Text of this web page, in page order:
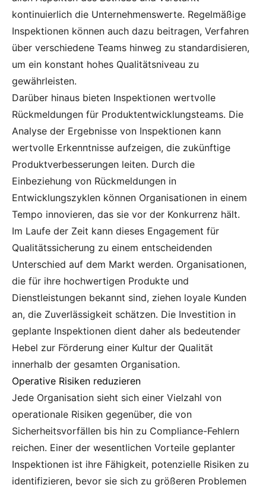
kontinuierlich die Unternehmenswerte. Regelmäßige
Inspektionen können auch dazu beitragen, Verfahren
über verschiedene Teams hinweg zu standardisieren,
um ein konstant hohes Qualitätsniveau zu
gewährleisten.
Darüber hinaus bieten Inspektionen wertvolle
Rückmeldungen für Produktentwicklungsteams. Die
Analyse der Ergebnisse von Inspektionen kann
wertvolle Erkenntnisse aufzeigen, die zukünftige
Produktverbesserungen leiten. Durch die
Einbeziehung von Rückmeldungen in
Entwicklungszyklen können Organisationen in einem
Tempo innovieren, das sie vor der Konkurrenz hält.
Im Laufe der Zeit kann dieses Engagement für
Qualitätssicherung zu einem entscheidenden
Unterschied auf dem Markt werden. Organisationen,
die für ihre hochwertigen Produkte und
Dienstleistungen bekannt sind, ziehen loyale Kunden
an, die Zuverlässigkeit schätzen. Die Investition in
geplante Inspektionen dient daher als bedeutender
Hebel zur Förderung einer Kultur der Qualität
innerhalb der gesamten Organisation.
Operative Risiken reduzieren
Jede Organisation sieht sich einer Vielzahl von
operationale Risiken gegenüber, die von
Sicherheitsvorfällen bis hin zu Compliance-Fehlern
reichen. Einer der wesentlichen Vorteile geplanter
Inspektionen ist ihre Fähigkeit, potenzielle Risiken zu
identifizieren, bevor sie sich zu größeren Problemen